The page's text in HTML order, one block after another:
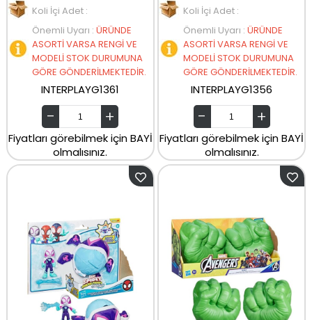
Koli İçi Adet :
Önemli Uyarı : ÜRÜNDE
ASORTİ VARSA RENGİ VE
MODELİ STOK DURUMUNA
GÖRE GÖNDERİLMEKTEDİR.
INTERPLAYG1361
Fiyatları görebilmek için BAYİ
olmalısınız.
Koli İçi Adet :
Önemli Uyarı : ÜRÜNDE
ASORTİ VARSA RENGİ VE
MODELİ STOK DURUMUNA
GÖRE GÖNDERİLMEKTEDİR.
INTERPLAYG1356
Fiyatları görebilmek için BAYİ
olmalısınız.